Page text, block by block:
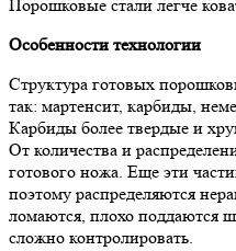
Порошковые стали легче
Особенности технологии
Структура готовых
так: мартенсит, карбиды,
Карбиды более твердые и
От количества и
готового ножа. Еще эти
поэтому распределяются
ломаются, плохо поддаются
сложно контролировать.